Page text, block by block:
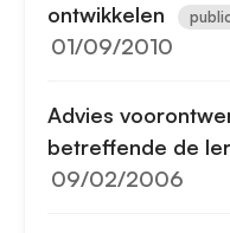
ontwikkelen
01/09/2010
Advies
betreffende de
09/02/2006